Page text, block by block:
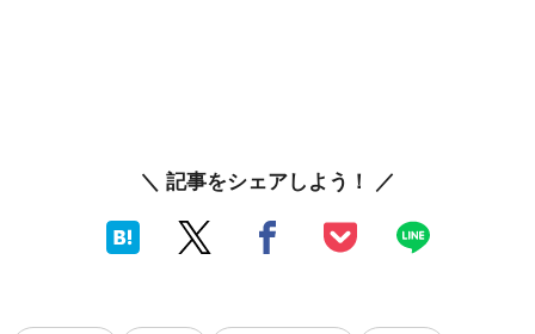
＼ 記事をシェアしよう！ ／